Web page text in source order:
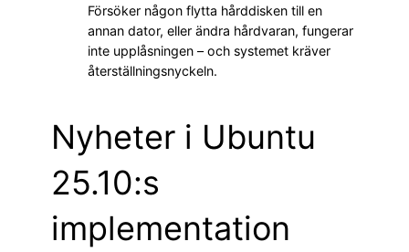
Försöker någon flytta hårddisken till en
annan dator, eller ändra hårdvaran, fungerar
inte upplåsningen – och systemet kräver
återställningsnyckeln.
Nyheter i Ubuntu
25.10:s
implementation